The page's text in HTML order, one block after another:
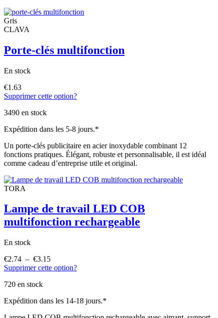
Gris
CLAVA
Porte-clés multifonction
En stock
€1.63
Supprimer cette option?
variations.
options
peuvent
être
sur
du
produit
3490 en stock
Expédition dans les 5-8 jours.*
Un porte-clés publicitaire en acier inoxydable combinant 12
fonctions pratiques. Élégant, robuste et personnalisable, il est idéal
comme cadeau d’entreprise utile et original.
TORA
Lampe de travail LED COB
multifonction rechargeable
En stock
€2.74 – €3.15
de
€3.15
Supprimer cette option?
720 en stock
Expédition dans les 14-18 jours.*